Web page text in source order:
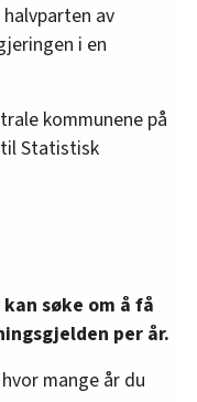
av
i en
kommunene på
Statistisk
søke om å få
per år.
mange år du